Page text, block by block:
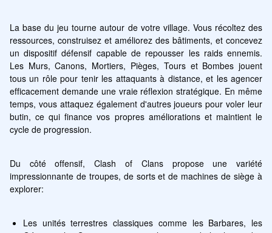
La base du jeu tourne autour de votre village. Vous récoltez des
ressources, construisez et améliorez des bâtiments, et concevez
un dispositif défensif capable de repousser les raids ennemis.
Les Murs, Canons, Mortiers, Pièges, Tours et Bombes jouent
tous un rôle pour tenir les attaquants à distance, et les agencer
efficacement demande une vraie réflexion stratégique. En même
temps, vous attaquez également d'autres joueurs pour voler leur
butin, ce qui finance vos propres améliorations et maintient le
cycle de progression.
Du côté offensif, Clash of Clans propose une variété
impressionnante de troupes, de sorts et de machines de siège à
explorer:
Les unités terrestres classiques comme les Barbares, les